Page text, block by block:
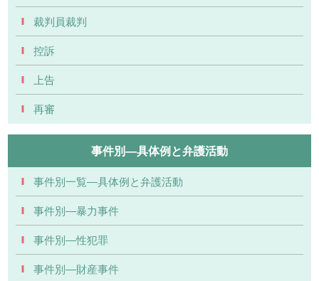
裁判員裁判
控訴
上告
再審
事件別―具体例と弁護活動
事件別一覧―具体例と弁護活動
事件別―暴力事件
事件別―性犯罪
事件別―財産事件